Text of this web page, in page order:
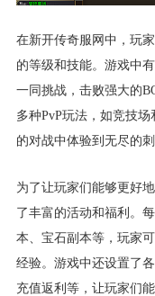
在新开传奇服网中，玩
的等级和技能。游戏中
一同挑战，击败强大的
多种PvP玩法，如竞技
的对战中体验到无尽的刺
为了让玩家们能够更好
了丰富的活动和福利。
本、宝石副本等，玩家
经验。游戏中还设置了
充值返利等，让玩家们